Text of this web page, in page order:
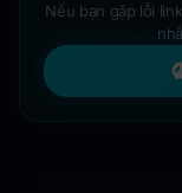
Nếu bạn gặp lỗi